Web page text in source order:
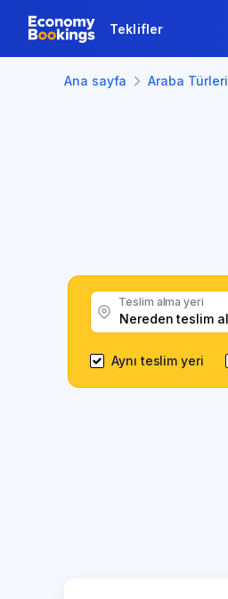
Teklifler
Ana sayfa Araba Türleri
Teslim alma yeri
Aynı teslim yeri